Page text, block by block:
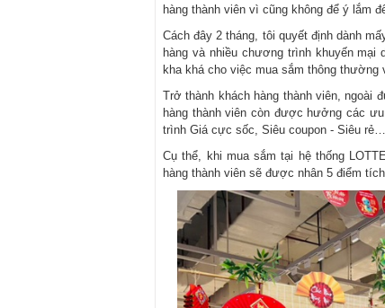
hàng thành viên vì cũng không để ý lắm
Cách đây 2 tháng, tôi quyết định dành
hàng và nhiều chương trình khuyến
kha khá cho việc mua sắm thông
Trở thành khách hàng thành viên,
hàng thành viên còn được hưởng các
trình Giá cực sốc, Siêu coupon - Siêu rẻ…
Cụ thể, khi mua sắm tại hệ thống
hàng thành viên sẽ được nhân 5 điểm tích